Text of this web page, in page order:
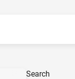
Search